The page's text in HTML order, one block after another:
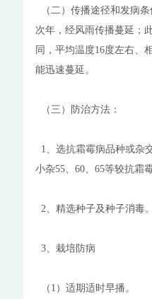
（二）传播途径和发病
次年，经风雨传播蔓延；
同，平均温度16度左右、
能迅速蔓延。
（三）防治方法：
1、选抗霜霉病品种或杂
小杂55、60、65等较抗霜
2、精选种子及种子消毒
3、栽培防病
（1）适期适时早播。